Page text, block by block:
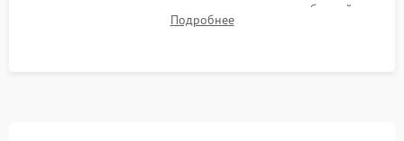
корректности слива, отсутствия излишних вибраций,
посторонних стуков и протечек под корпусом.
Подробнее